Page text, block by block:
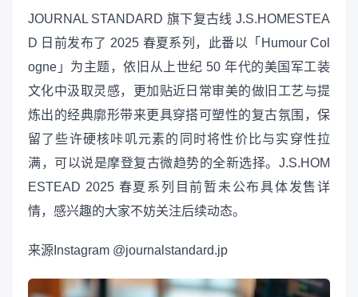
JOURNAL STANDARD 旗下复古线 J.S.HOMESTEA
D 日前发布了 2025 春夏系列，此番以「Humour Col
ogne」为主题，依旧从上世纪 50 年代的美国军工装
文化中汲取灵感，更加贴近日常审美的做旧工艺与提
炼出的经典廓形带来更具穿搭可塑性的复古氛围，保
留了些许硬核咔叽元素的同时将性价比与实穿性拉
满，可以说是摩登复古微趋势的全新选择。J.S.HOM
ESTEAD 2025 春夏系列目前暂未公布具体发售详
情，感兴趣的大家不妨关注后续动态。
来源 Instagram @journalstandard.jp